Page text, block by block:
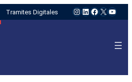
Tramites Digitales Instagram
LinkedIn
Facebook
X